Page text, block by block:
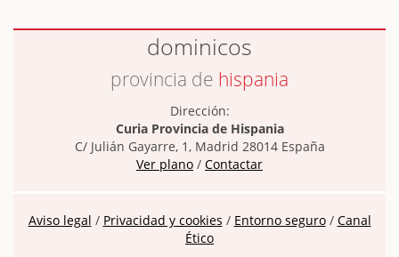
dominicos
provincia de hispania
Dirección:
Curia Provincia de Hispania
C/ Julián Gayarre, 1, Madrid 28014 España
Ver plano / Contactar
Aviso legal / Privacidad y cookies / Entorno seguro / Canal
Ético